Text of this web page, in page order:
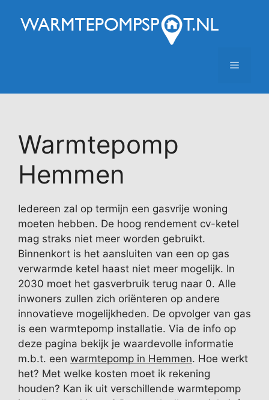
naar
Menu
Warmtepomp
Hemmen
Iedereen zal op termijn een gasvrije woning
moeten hebben. De hoog rendement cv-ketel
mag straks niet meer worden gebruikt.
Binnenkort is het aansluiten van een op gas
verwarmde ketel haast niet meer mogelijk. In
2030 moet het gasverbruik terug naar 0. Alle
inwoners zullen zich oriënteren op andere
innovatieve mogelijkheden. De opvolger van gas
is een warmtepomp installatie. Via de info op
deze pagina bekijk je waardevolle informatie
m.b.t. een warmtepomp in Hemmen. Hoe werkt
het? Met welke kosten moet ik rekening
houden? Kan ik uit verschillende warmtepomp